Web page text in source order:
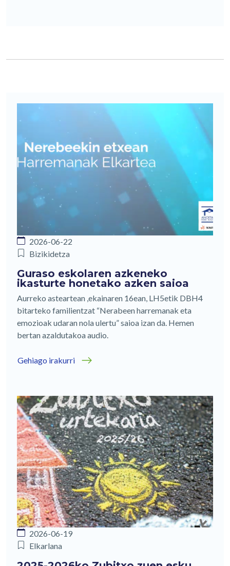
2026-06-22
Bizikidetza
Guraso eskolaren azkeneko
ikasturte honetako azken saioa
Aurreko asteartean ,ekainaren 16ean, LH5etik DBH4
bitarteko familientzat “Nerabeen harremanak eta
emozioak udaran nola ulertu” saioa izan da. Hemen
bertan azaldutakoa audio.
Gehiago irakurri
2026-06-19
Elkarlana